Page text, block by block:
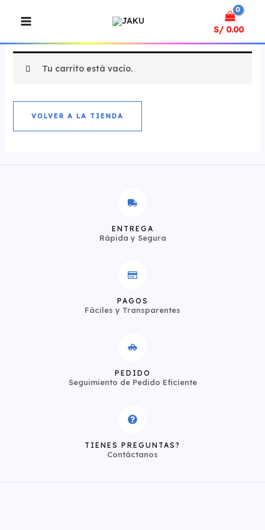
MENU
S/0.00
Tu carrito está vacío.
VOLVER A LA TIENDA
ENTREGA
Rápida y Segura
PAGOS
Fáciles y Transparentes
PEDIDO
Seguimiento de Pedido Eficiente
TIENES PREGUNTAS?
Contáctanos